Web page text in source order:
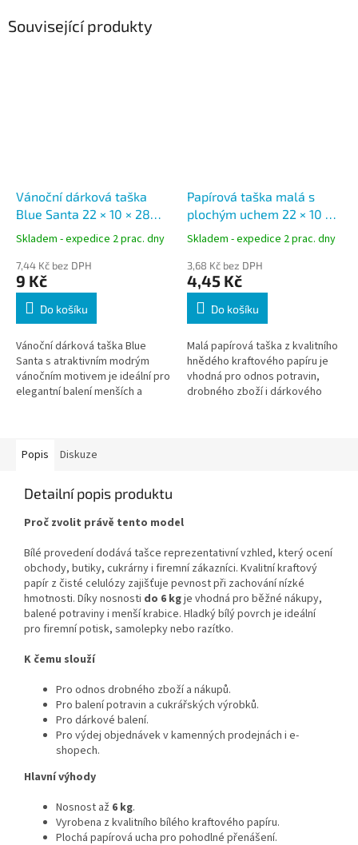
Související produkty
Vánoční dárková taška
Blue Santa 22 × 10 × 28
cm, modrý vánoční motiv,
ploché ucho
Skladem - expedice 2 prac. dny
7,44 Kč bez DPH
9 Kč
Do košíku
Vánoční dárková taška Blue
Santa s atraktivním modrým
vánočním motivem je ideální pro
elegantní balení menších a
Papírová taška malá s
plochým uchem 22 × 10 ×
28 cm, hnědá, nosnost do
Skladem - expedice 2 prac. dny
3,68 Kč bez DPH
4,45 Kč
Do košíku
Malá papírová taška z kvalitního
hnědého kraftového papíru je
vhodná pro odnos potravin,
drobného zboží i dárkového
Popis Diskuze
Detailní popis produktu
Proč zvolit právě tento model
Bílé provedení dodává tašce reprezentativní vzhled, který ocení
obchody, butiky, cukrárny i firemní zákazníci. Kvalitní kraftový
papír z čisté celulózy zajišťuje pevnost při zachování nízké
hmotnosti. Díky nosnosti do 6 kgje vhodná pro běžné nákupy,
balené potraviny i menší krabice. Hladký bílý povrch je ideální
pro firemní potisk, samolepky nebo razítko.
K čemu slouží
Pro odnos drobného zboží a nákupů.
Pro balení potravin a cukrářských výrobků.
Pro dárkové balení.
Pro výdej objednávek v kamenných prodejnách i e-
shopech.
Hlavní výhody
Nosnost až 6 kg.
Vyrobena z kvalitního bílého kraftového papíru.
Plochá papírová ucha pro pohodlné přenášení.